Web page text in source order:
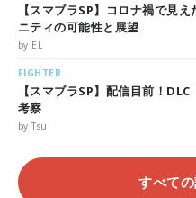
【スマブラSP】コロナ禍で見
ニティの可能性と展望
by EL
FIGHTER
【スマブラSP】配信目前！
考察
by Tsu
すべて